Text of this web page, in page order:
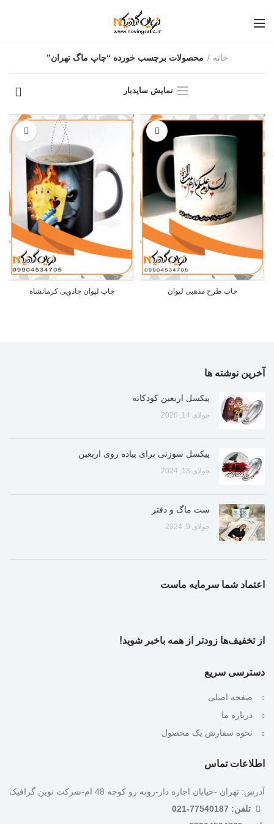
خانه محصولات برچسب خورده “چاپ ماگ تهران”
نمایش سایدبار
چاپ طرح مذهبی لیوان چاپ لیوان جادویی کرمانشاه
آخرین نوشته ها
پیکسل اربعین کودکانه
جولای 14, 2026
پیکسل سوزنی برای پیاده روی اربعین
جولای 13, 2024
ست ماگ و دفتر
جولای 9, 2024
اعتماد شما سرمایه ماست
از تخفیف‌ها زودتر از همه باخبر شوید!
دسترسی سریع
صفحه اصلی
درباره ما
نحوه سفارش یک محصول
اطلاعات تماس
آدرس: تهران -خیابان اجاره دار-روبه رو کوچه 48 ام-شرکت نوین گرافیک
تلفن: 77540187-021